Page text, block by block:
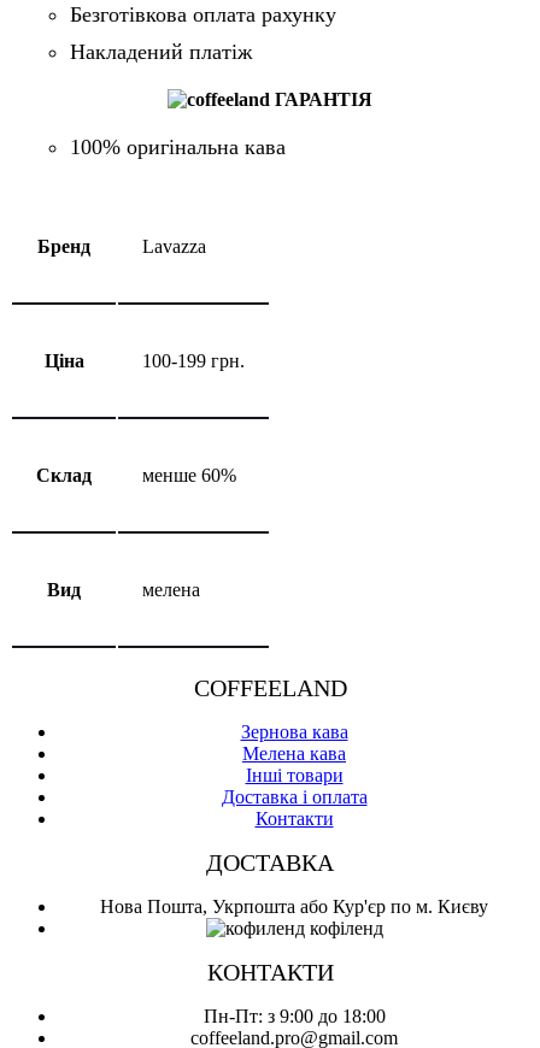
Безготівкова оплата рахунку
Накладений платіж
ГАРАНТІЯ
100% оригінальна кава
Бренд Lavazza
Ціна 100-199 грн.
Склад менше 60%
Вид мелена
COFFEELAND
Зернова кава
Мелена кава
Інші товари
Доставка і оплата
Контакти
ДОСТАВКА
Нова Пошта, Укрпошта або Кур'єр по м. Києву
КОНТАКТИ
Пн-Пт: з 9:00 до 18:00
coffeeland.pro@gmail.com